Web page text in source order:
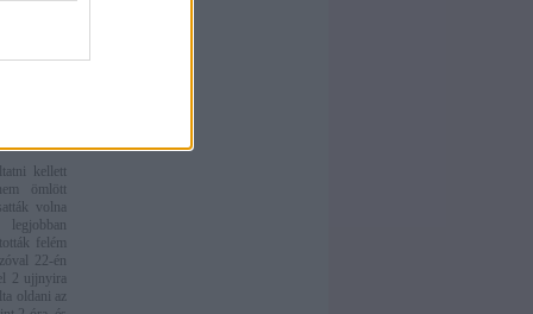
hogy a
értem.
kellett
ömlött
volna
felém
22-én
2 ujjnyira
oldani az